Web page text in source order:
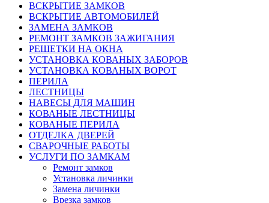
ВСКРЫТИЕ ЗАМКОВ
ВСКРЫТИЕ АВТОМОБИЛЕЙ
ЗАМЕНА ЗАМКОВ
РЕМОНТ ЗАМКОВ ЗАЖИГАНИЯ
РЕШЕТКИ НА ОКНА
УСТАНОВКА КОВАНЫХ ЗАБОРОВ
УСТАНОВКА КОВАНЫХ ВОРОТ
ПЕРИЛА
ЛЕСТНИЦЫ
НАВЕСЫ ДЛЯ МАШИН
КОВАНЫЕ ЛЕСТНИЦЫ
КОВАНЫЕ ПЕРИЛА
ОТДЕЛКА ДВЕРЕЙ
СВАРОЧНЫЕ РАБОТЫ
УСЛУГИ ПО ЗАМКАМ
Ремонт замков
Установка личинки
Замена личинки
Врезка замков